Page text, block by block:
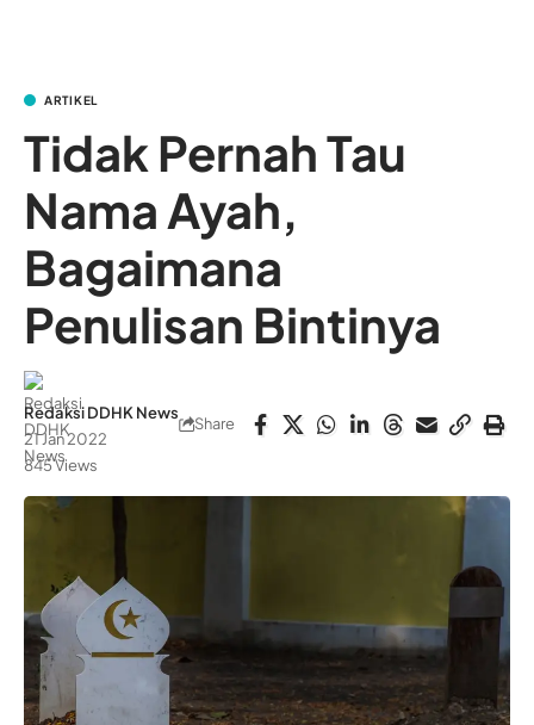
ARTIKEL
Tidak Pernah Tau
Nama Ayah,
Bagaimana
Penulisan Bintinya
Redaksi DDHK News
21 Jan 2022
845 Views
Share